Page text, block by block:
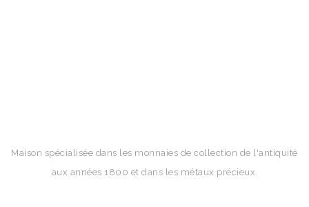
Maison spécialisée dans les monnaies de collection de l'antiquité
aux années 1800 et dans les métaux précieux.